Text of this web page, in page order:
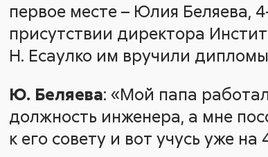
первое месте – Юлия Беляева,
присутствии директора
Н. Есаулко им вручили
Ю. Беляева: «Мой папа
должность инженера, а мне
к его совету и вот учусь уже